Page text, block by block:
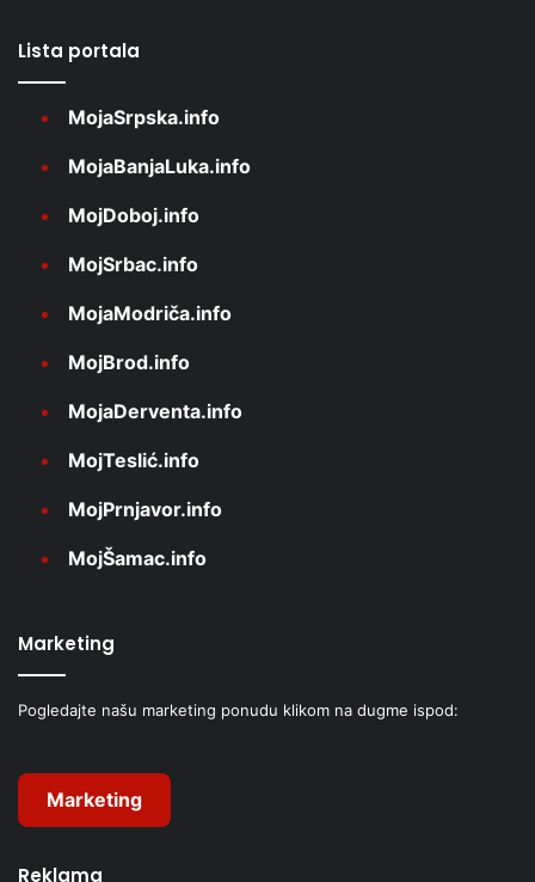
Lista portala
MojaSrpska.info
MojaBanjaLuka.info
MojDoboj.info
MojSrbac.info
MojaModriča.info
MojBrod.info
MojaDerventa.info
MojTeslić.info
MojPrnjavor.info
MojŠamac.info
Marketing
Pogledajte našu marketing ponudu klikom na dugme ispod:
Marketing
Reklama